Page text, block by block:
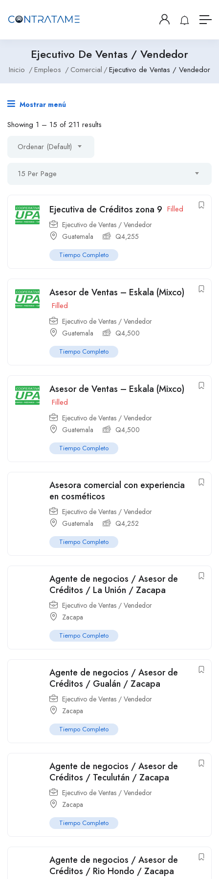
Ejecutivo De Ventas / Vendedor
Inicio Empleos Comercial Ejecutivo de Ventas / Vendedor
Mostrar menú
Showing 1 – 15 of 211 results
Ordenar (Default)
15 Per Page
Ejecutiva de Créditos zona 9 Filled
Ejecutivo de Ventas / Vendedor
Guatemala
Q4,255
Tiempo Completo
Asesor de Ventas – Eskala (Mixco)
Filled
Ejecutivo de Ventas / Vendedor
Guatemala
Q4,500
Tiempo Completo
Asesor de Ventas – Eskala (Mixco)
Filled
Ejecutivo de Ventas / Vendedor
Guatemala
Q4,500
Tiempo Completo
Asesora comercial con experiencia
en cosméticos
Ejecutivo de Ventas / Vendedor
Guatemala
Q4,252
Tiempo Completo
Agente de negocios / Asesor de
Créditos / La Unión / Zacapa
Ejecutivo de Ventas / Vendedor
Zacapa
Tiempo Completo
Agente de negocios / Asesor de
Créditos / Gualán / Zacapa
Ejecutivo de Ventas / Vendedor
Zacapa
Tiempo Completo
Agente de negocios / Asesor de
Créditos / Teculután / Zacapa
Ejecutivo de Ventas / Vendedor
Zacapa
Tiempo Completo
Agente de negocios / Asesor de
Créditos / Rio Hondo / Zacapa